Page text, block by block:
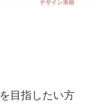
目指したい方